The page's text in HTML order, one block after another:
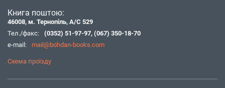
Книга поштою:
46008, м. Тернопіль, А/С 529
Тел./факс:
(0352) 51-97-97, (067) 350-18-70
e-mail:
mail@bohdan-books.com
Схема проїзду